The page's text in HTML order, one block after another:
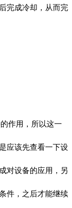
完成冷却，从而完
作用，所以这一
应该先查看一下设
对设备的应用，另
件，之后才能继续